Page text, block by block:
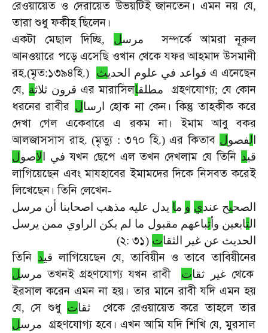
রেওয়ায়েত ও দেরায়েত উভয়টিই জানতেন। এমন নয় যে,
তারা শুধু ফকীহ ছিলেন।
একটা
মেছাল দিচ্ছি, مرسل সম্পর্কে আমরা
নূরুল
আনওয়ারে পড়ে এসেছি ওখান থেকে যফর আহমাদ উসমানী
রহ.(মৃত:১৩৯৪হি.) قواعد في علوم الحديث এ এনেছেন
যে, قرون ثلاثة এর মারাসিল مطلقا গ্রহণযোগ্য; যে কোন
ধরনের রাবীর ارسال হোক না কেন। কিন্তু তাহকীক করে
দেখা
গেল একেবারে এ রকম না। ইমাম আবু
বকর
আলজাসসাস রাহ. (মৃত্যু: ৩৭০ হি.) এর কিতাব لفصول
في ا لاصول যখন ছেপে এল তখন দেখলাম যে তিনি قيد
লাগিয়েছেন এবং মাযহাবের ইমামদের দিকে নিসবত করেই
লিখেছেন। তিনি লেখেন-
الصحيح عندي و ما يدل عليه مذهب اصحابنا أن مرسل
التابعين وأتباعهم مقبول ما لم يكن الراوي ممن يرسل
الحديث عن غير الثقات (
২: ৩১
)
তিনি قيد লাগিয়েছেন যে,তাবিয়ীন ও তাবে তাবিয়ীনের
مرسل তখনই গ্রহণযোগ্য যখন রাবী غير ثقات
থেকে
ইরসাল করেন এমন না হয়। তার মানে রাবী যদি এমন হয়
যে, সে শুধু ثقات থেকে রেওয়ায়েত করে তাহলে তার
مرسل গ্রহণযোগ্য হবে। এখন আমি যদি শিখি যে,মুরসাল